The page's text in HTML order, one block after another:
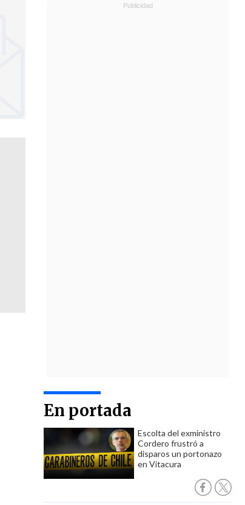
En portada
Escolta del exministro
Cordero frustró a
disparos un portonazo
en Vitacura